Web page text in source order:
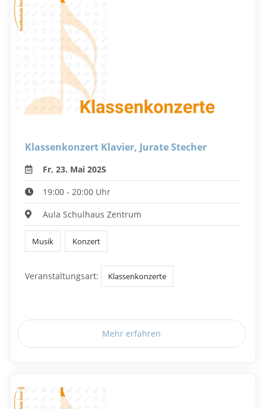
Klassenkonzert Klavier, Jurate Stecher
Fr, 23. Mai 2025
19:00 - 20:00 Uhr
Aula Schulhaus Zentrum
Musik Konzert
Veranstaltungsart: Klassenkonzerte
Mehr erfahren